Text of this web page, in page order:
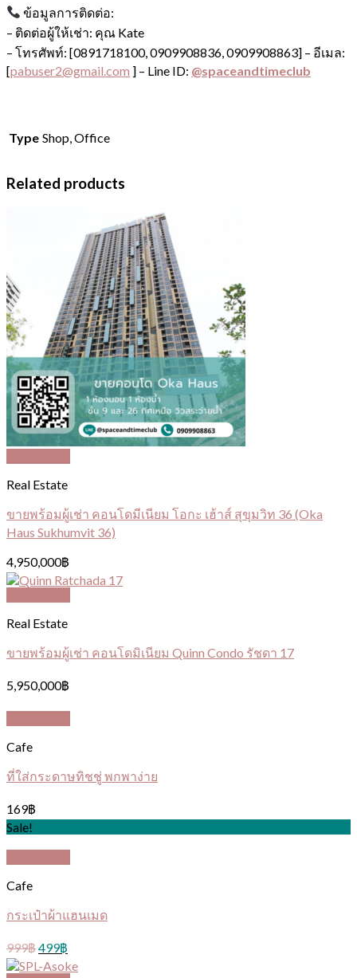
ข้อมูลการติดต่อ:
– ติดต่อผู้ให้เช่า: คุณ Kate
– โทรศัพท์: [0891718100, 0909908836, 0909908863] – อีเมล:
[pabuser2@gmail.com ] – Line ID: @spaceandtimeclub
Type Shop, Office
Related products
Real Estate
ขายพร้อมผู้เช่า คอนโดมีเนียม โอกะ เฮ้าส์ สุขุมวิท 36 (Oka
Haus Sukhumvit 36)
4,950,000฿
Real Estate
ขายพร้อมผู้เช่า คอนโดมิเนียม Quinn Condo รัชดา 17
5,950,000฿
Cafe
ที่ใส่กระดาษทิชชู่ พกพาง่าย
169฿
Sale!
Cafe
กระเป๋าผ้าแฮนเมด
999฿499฿